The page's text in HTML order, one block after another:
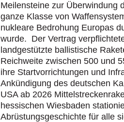
Meilensteine zur Überwindung
ganze Klasse von
nukleare Bedrohung Europas
wurde. Der Vertrag
landgestützte ballistische
Reichweite zwischen 500 und
ihre Startvorrichtungen und
Ankündigung des deutschen
USA ab 2026
hessischen Wiesbaden
Abrüstungsgeschichte für alle